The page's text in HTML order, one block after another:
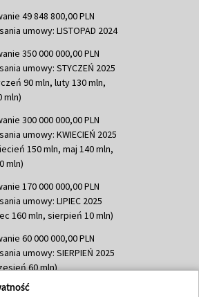
49 848 800,00 PLN
umowy: LISTOPAD 2024
350 000 000,00 PLN
umowy: STYCZEŃ 2025
90 mln, luty 130 mln,
mln)
300 000 000,00 PLN
umowy: KWIECIEŃ 2025
150 mln, maj 140 mln,
mln)
170 000 000,00 PLN
umowy: LIPIEC 2025
160 mln, sierpień 10 mln)
60 000 000,00 PLN
umowy: SIERPIEŃ 2025
60 mln)
635 783 051,21 PLN